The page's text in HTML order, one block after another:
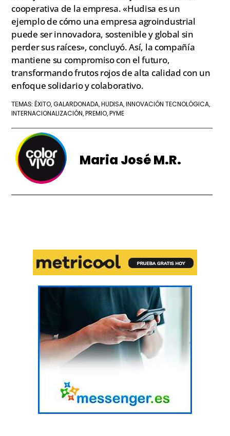
cooperativa de la empresa. «Hudisa es un
ejemplo de cómo una empresa agroindustrial
puede ser innovadora, sostenible y global sin
perder sus raíces», concluyó. Así, la compañía
mantiene su compromiso con el futuro,
transformando frutos rojos de alta calidad con un
enfoque solidario y colaborativo.
TEMAS:ÉXITO ,GALARDONADA ,HUDISA ,INNOVACIÓN TECNOLÓGICA
INTERNACIONALIZACIÓN ,PREMIO ,PYME
Maria José M.R.